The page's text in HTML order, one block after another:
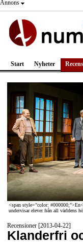
Annons
Start Nyheter
<span style="color:
undervisar elever från all världens
Recensioner [2013-04-22]
Klanderfri